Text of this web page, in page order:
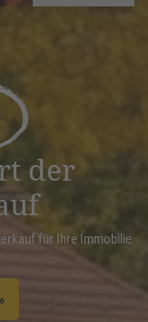
der
für Ihre Immobilie